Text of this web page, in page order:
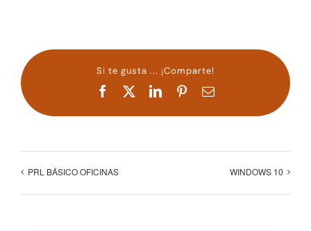
Si te gusta ... ¡Comparte!
Facebook LinkedInPinterestCorreo
PRL BÁSICO OFICINAS WINDOWS 10